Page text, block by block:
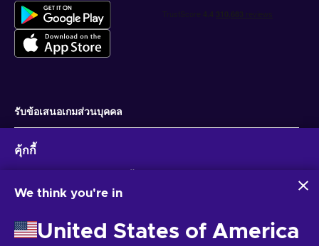
รับข้อเสนอเกมส่วนบุคคล
คุ้กกี้
รวบรวมและวิเคราะห์ข้อมูลเกี่ยวกับผู้ใช้เว็บไซต์นี้ เราใช้ข้อมูลนี้เพื่อ
บุคคลของคุณอาจถูกนำไปใช้เพื่อปรับแต่งโฆษณา
การคลิก 'ยอมรับทั้งหมด' หมายความว่าคุณยินยอมให้ Eneba และ
We think you're in
United States of America